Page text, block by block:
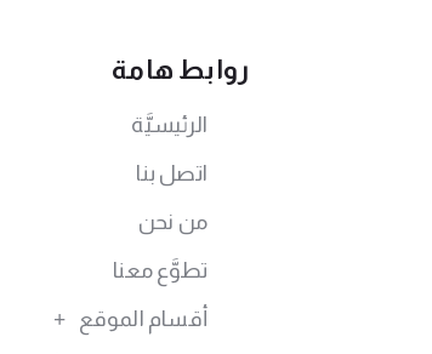
روابط هامة
الرئيسيَّة
اتصل بنا
من نحن
تطوَّع معنا
أقسام الموقع